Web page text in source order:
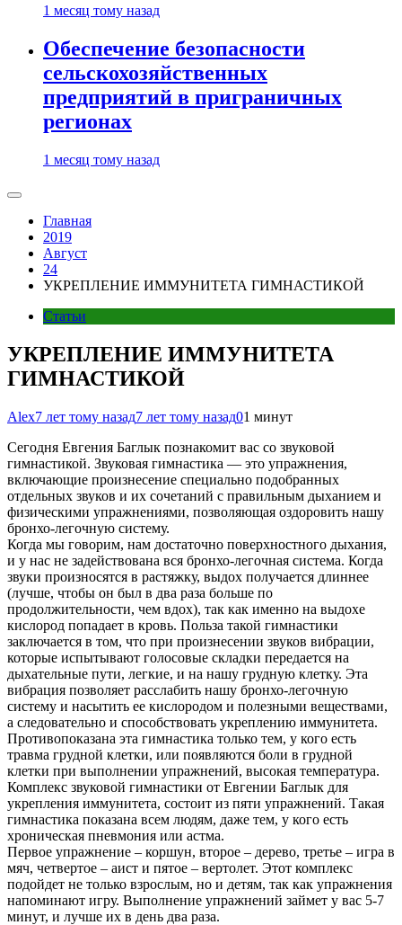
1 месяц тому назад
Обеспечение безопасности
сельскохозяйственных
предприятий в приграничных
регионах
1 месяц тому назад
Главная
2019
Август
24
УКРЕПЛЕНИЕ ИММУНИТЕТА ГИМНАСТИКОЙ
Статьи
УКРЕПЛЕНИЕ ИММУНИТЕТА
ГИМНАСТИКОЙ
Alex7 лет тому назад7 лет тому назад01 минут
Сегодня Евгения Баглык познакомит вас со звуковой
гимнастикой. Звуковая гимнастика — это упражнения,
включающие произнесение специально подобранных
отдельных звуков и их сочетаний с правильным дыханием и
физическими упражнениями, позволяющая оздоровить нашу
бронхо-легочную систему.
Когда мы говорим, нам достаточно поверхностного дыхания,
и у нас не задействована вся бронхо-легочная система. Когда
звуки произносятся в растяжку, выдох получается длиннее
(лучше, чтобы он был в два раза больше по
продолжительности, чем вдох), так как именно на выдохе
кислород попадает в кровь. Польза такой гимнастики
заключается в том, что при произнесении звуков вибрации,
которые испытывают голосовые складки передается на
дыхательные пути, легкие, и на нашу грудную клетку. Эта
вибрация позволяет расслабить нашу бронхо-легочную
систему и насытить ее кислородом и полезными веществами,
а следовательно и способствовать укреплению иммунитета.
Противопоказана эта гимнастика только тем, у кого есть
травма грудной клетки, или появляются боли в грудной
клетки при выполнении упражнений, высокая температура.
Комплекс звуковой гимнастики от Евгении Баглык для
укрепления иммунитета, состоит из пяти упражнений. Такая
гимнастика показана всем людям, даже тем, у кого есть
хроническая пневмония или астма.
Первое упражнение – коршун, второе – дерево, третье – игра в
мяч, четвертое – аист и пятое – вертолет. Этот комплекс
подойдет не только взрослым, но и детям, так как упражнения
напоминают игру. Выполнение упражнений займет у вас 5-7
минут, и лучше их в день два раза.